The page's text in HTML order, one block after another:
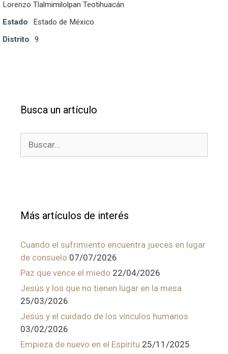
Lorenzo Tlalmimilolpan Teotihuacán
Estado
Estado de México
Distrito
9
Busca un artículo
Más artículos de interés
Cuando el sufrimiento encuentra jueces en lugar
de consuelo 07/07/2026
Paz que vence el miedo 22/04/2026
Jesús y los que no tienen lugar en la mesa
25/03/2026
Jesús y el cuidado de los vínculos humanos
03/02/2026
Empieza de nuevo en el Espíritu 25/11/2025